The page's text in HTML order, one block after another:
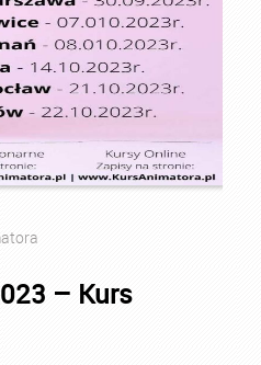
– Kurs